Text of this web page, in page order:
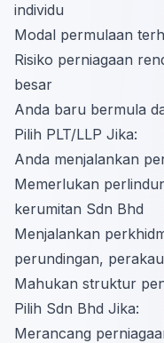
individu
Modal permulaan
Risiko perniagaan
besar
Anda baru bermula
Pilih PLT/LLP Jika:
Anda menjalankan
Memerlukan
kerumitan Sdn Bhd
Menjalankan
perundingan,
Mahukan struktur
Pilih Sdn Bhd Jika:
Merancang